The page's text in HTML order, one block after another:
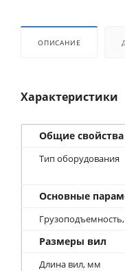
ОПИСАНИЕ
Характеристики
Общие свойства
Тип оборудования
Основные
Грузоподъемность,
Размеры вил
Длина вил, мм